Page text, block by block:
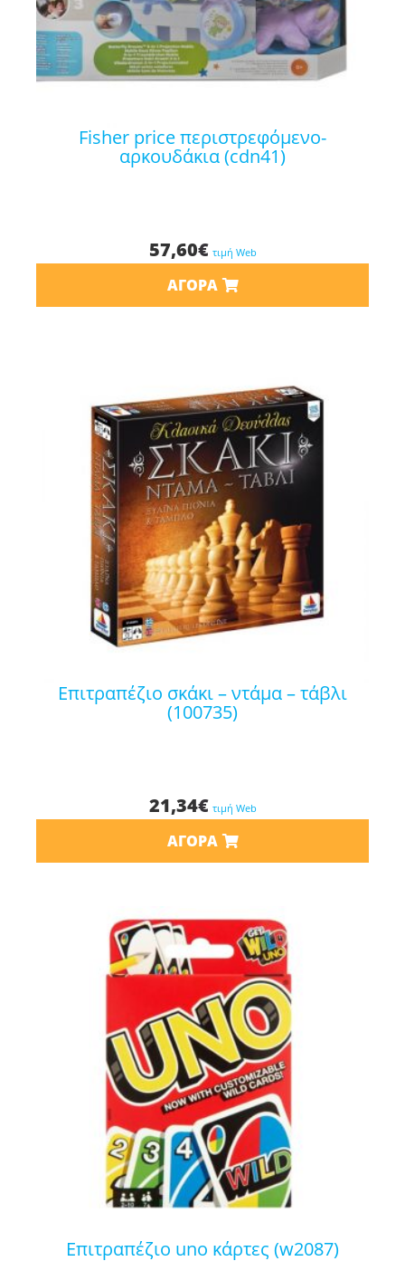
fisher price περιστρεφόμενο-
αρκουδάκια (cdn41)
57,60€ τιμή Web
ΑΓΟΡΆ
επιτραπέζιο σκάκι – ντάμα – τάβλι
(100735)
21,34€ τιμή Web
ΑΓΟΡΆ
επιτραπέζιο uno κάρτες (w2087)